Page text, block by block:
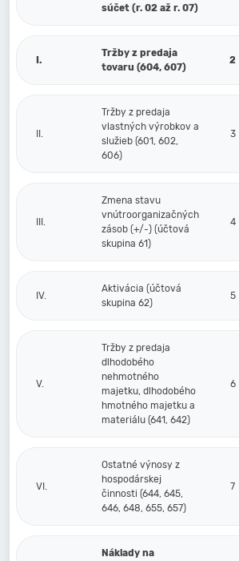
súčet (r. 02 až r. 07)
I.
Tržby z predaja
tovaru (604, 607)
2
II.
Tržby z predaja
vlastných výrobkov a
služieb (601, 602,
606)
3
III.
Zmena stavu
vnútroorganizačných
zásob (+/-) (účtová
skupina 61)
4
IV.
Aktivácia (účtová
skupina 62)
5
V.
Tržby z predaja
dlhodobého
nehmotného
majetku, dlhodobého
hmotného majetku a
materiálu (641, 642)
6
VI.
Ostatné výnosy z
hospodárskej
činnosti (644, 645,
646, 648, 655, 657)
7
Náklady na